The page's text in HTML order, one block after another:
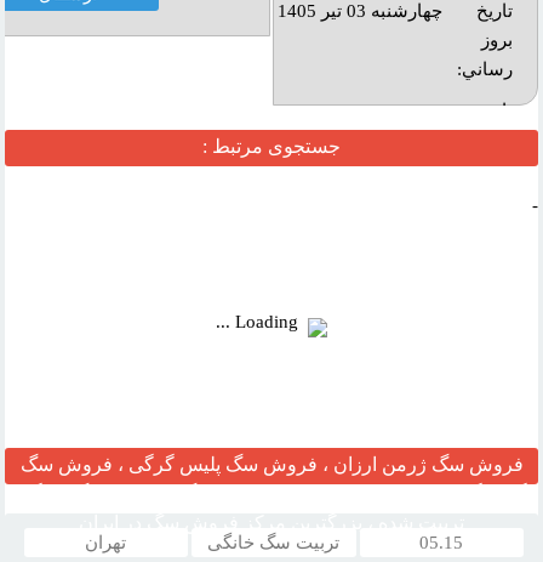
تاريخ
بروز
رساني:
چهارشنبه 03 تیر 1405
بازديد:
آدرس
جستجوی مرتبط :
-
فروش سگ ژرمن ارزان ، فروش سگ پلیس گرگی ، فروش سگ
05.15 تربیت سگ خانگی تهران